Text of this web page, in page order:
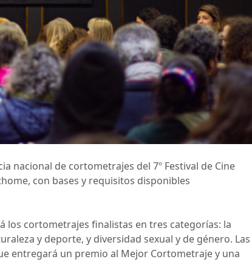
nacional de cortometrajes del 7º Festival de Cine
con bases y requisitos disponibles
los cortometrajes finalistas en tres categorías: la
y deporte, y diversidad sexual y de género. Las
entregará un premio al Mejor Cortometraje y una